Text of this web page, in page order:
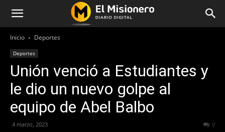
Inicio Deportes
Deportes
Unión venció a Estudiantes y
le dio un nuevo golpe al
equipo de Abel Balbo
4 marzo, 2023 0